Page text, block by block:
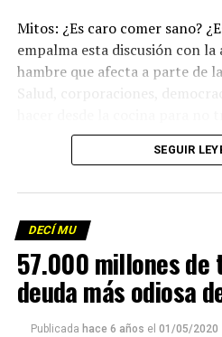
Mitos: ¿Es caro comer sano?
empalma esta discusión con
hambre que afecta a parte de
Salud, corporaciones,
(Escuchá el programa
Foto: Martina Perosa
Descargar el programa
La reproducción de este
que mandar un mail a
emitir todos los programas de
SEGUIR
DECÍ MU
57.000 millones de
deuda más odiosa
Publicada hace 6 años el 01/05/2020